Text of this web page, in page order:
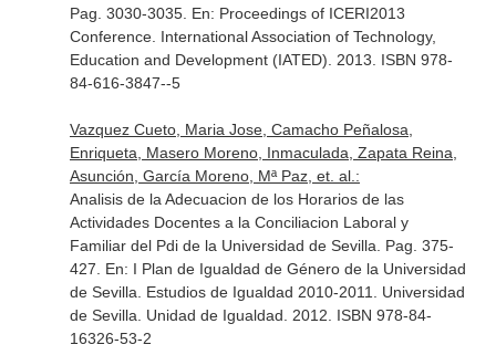
Pag. 3030-3035. En: Proceedings of ICERI2013
Conference. International Association of Technology,
Education and Development (IATED). 2013. ISBN 978-
84-616-3847--5
Vazquez Cueto, Maria Jose, Camacho Peñalosa,
Enriqueta, Masero Moreno, Inmaculada, Zapata Reina,
Asunción, García Moreno, Mª Paz, et. al.:
Analisis de la Adecuacion de los Horarios de las
Actividades Docentes a la Conciliacion Laboral y
Familiar del Pdi de la Universidad de Sevilla. Pag. 375-
427. En: I Plan de Igualdad de Género de la Universidad
de Sevilla. Estudios de Igualdad 2010-2011
. Universidad
de Sevilla. Unidad de Igualdad. 2012. ISBN 978-84-
16326-53-2